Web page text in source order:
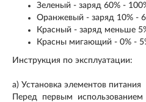
Зеленый - заряд 60% -
Оранжевый - заряд 10% -
Красный - заряд меньше
Красны мигающий - 0% -
Инструкция по эксплуатации:
а) Установка элементов питания
Перед первым